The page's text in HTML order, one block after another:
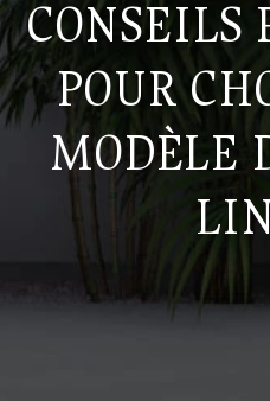
CONSEILS
POUR
MODÈLE